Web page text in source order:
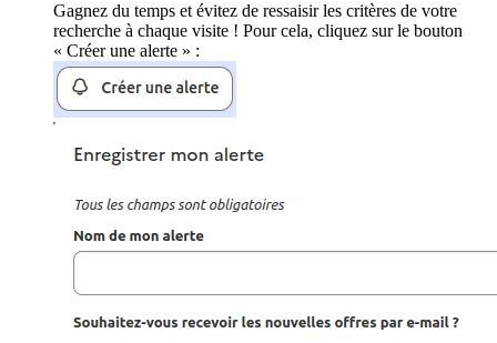
Gagnez du temps et évitez de ressaisir les critères de votre
recherche à chaque visite ! Pour cela, cliquez sur le bouton
« Créer une alerte » :